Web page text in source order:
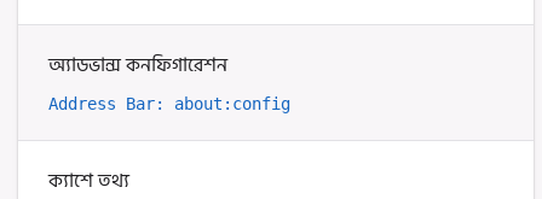
অ্যাডভান্স কনফিগারেশন
Address Bar: about:config
ক্যাশে তথ্য